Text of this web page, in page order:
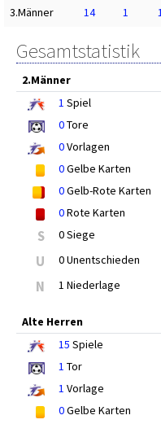
3.Männer
14 1
Gesamtstatistik
2.Männer
1 Spiel
0Tore
0Vorlagen
0Gelbe Karten
0Gelb-Rote Karten
0Rote Karten
S 0 Siege
U 0 Unentschieden
N 1 Niederlage
Alte Herren
15 Spiele
1 Tor
1 Vorlage
0Gelbe Karten